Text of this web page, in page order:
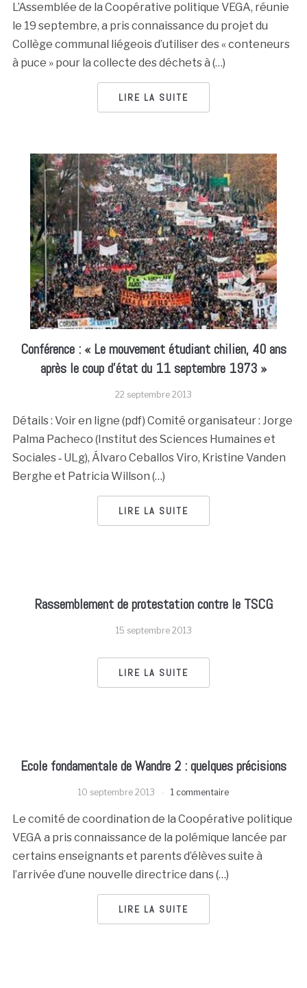
L’Assemblée de la Coopérative politique VEGA, réunie
le 19 septembre, a pris connaissance du projet du
Collège communal liégeois d’utiliser des « conteneurs
à puce » pour la collecte des déchets à (…)
LIRE LA SUITE
Conférence : « Le mouvement étudiant chilien, 40 ans
après le coup d’état du 11 septembre 1973 »
22 septembre 2013
Détails : Voir en ligne (pdf) Comité organisateur : Jorge
Palma Pacheco (Institut des Sciences Humaines et
Sociales ‐ ULg), Álvaro Ceballos Viro, Kristine Vanden
Berghe et Patricia Willson (…)
LIRE LA SUITE
Rassemblement de protestation contre le TSCG
15 septembre 2013
LIRE LA SUITE
Ecole fondamentale de Wandre 2 : quelques précisions
10 septembre 2013 1 commentaire
Le comité de coordination de la Coopérative politique
VEGA a pris connaissance de la polémique lancée par
certains enseignants et parents d’élèves suite à
l’arrivée d’une nouvelle directrice dans (…)
LIRE LA SUITE